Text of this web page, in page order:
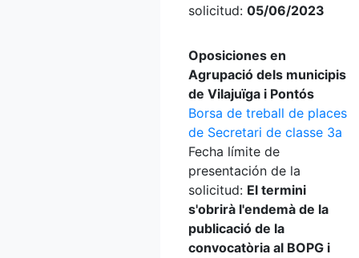
solicitud: 05/06/2023
Oposiciones en
Agrupació dels municipis
de Vilajuïga i Pontós
Borsa de treball de places
de Secretari de classe 3a
Fecha límite de
presentación de la
solicitud: El termini
s'obrirà l'endemà de la
publicació de la
convocatòria al BOPG i